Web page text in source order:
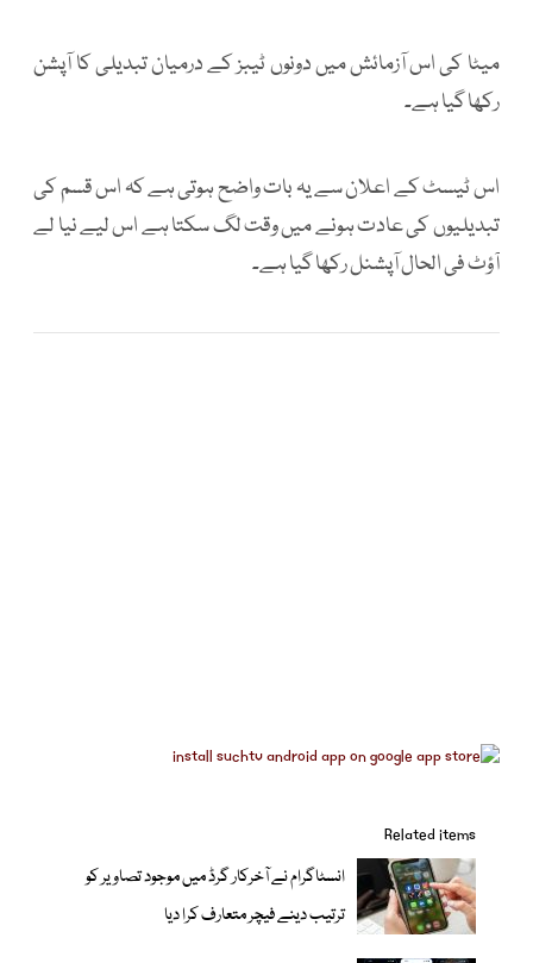
میٹا کی اس آزمائش میں دونوں ٹیبز کے درمیان تبدیلی کا آپشن
رکھا گیا ہے۔
اس ٹیسٹ کے اعلان سے یہ بات واضح ہوتی ہے کہ اس قسم کی
تبدیلیوں کی عادت ہونے میں وقت لگ سکتا ہے اس لیے نیا لے
آؤٹ فی الحال آپشنل رکھا گیا ہے۔
Related items
انسٹاگرام نے آخرکار گرڈ میں موجود تصاویر کو
ترتیب دینے فیچر متعارف کرا دیا